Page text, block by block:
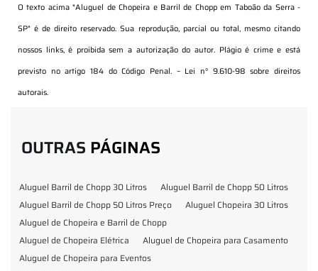
O texto acima "Aluguel de Chopeira e Barril de Chopp em Taboão da Serra -
SP" é de direito reservado. Sua reprodução, parcial ou total, mesmo citando
nossos links, é proibida sem a autorização do autor. Plágio é crime e está
previsto no artigo 184 do Código Penal. – Lei n° 9.610-98 sobre direitos
autorais.
OUTRAS PÁGINAS
Aluguel Barril de Chopp 30 Litros
Aluguel Barril de Chopp 50 Litros
Aluguel Barril de Chopp 50 Litros Preço
Aluguel Chopeira 30 Litros
Aluguel de Chopeira e Barril de Chopp
Aluguel de Chopeira Elétrica
Aluguel de Chopeira para Casamento
Aluguel de Chopeira para Eventos